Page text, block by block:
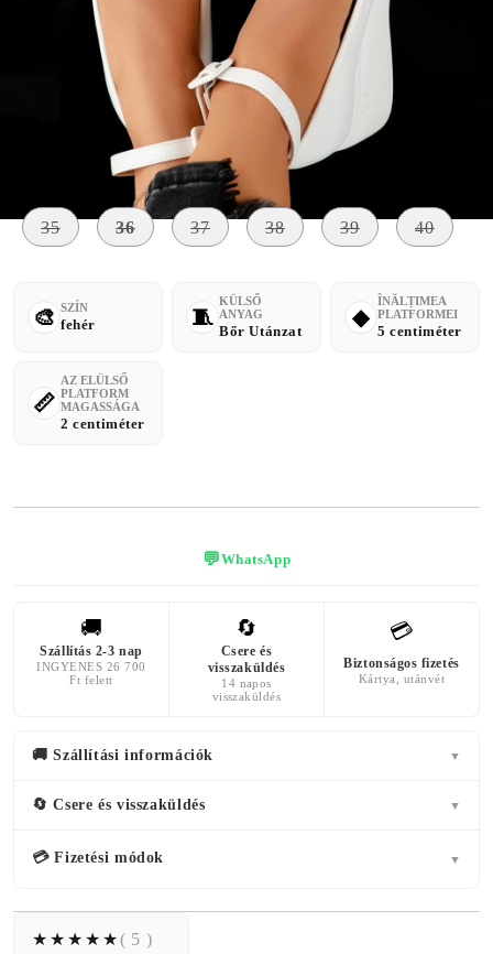
35 36 37 38 39 40
SZÍN
fehér
KÜLSŐ
ANYAG
Bőr Utánzat
ÎNĂLȚIMEA
PLATFORMEI
5 centiméter
AZ ELÜLSŐ
PLATFORM
MAGASSÁGA
2 centiméter
💬WhatsApp
🚚
Szállítás 2-3 nap
INGYENES 26 700
Ft felett
🔄
Csere és
visszaküldés
14 napos
visszaküldés
💳
Biztonságos fizetés
Kártya, utánvét
🚚 Szállítási információk ▼
🔄 Csere és visszaküldés ▼
💳 Fizetési módok ▼
( 5 )